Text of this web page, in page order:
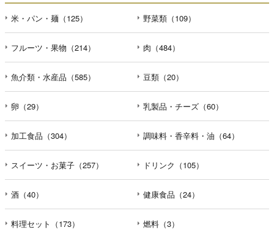
米・パン・麺（125） 野菜類（109）
フルーツ・果物（214） 肉（484）
魚介類・水産品（585） 豆類（20）
卵（29） 乳製品・チーズ（60）
加工食品（304） 調味料・香辛料・油（64）
スイーツ・お菓子（257） ドリンク（105）
酒（40） 健康食品（24）
料理セット（173） 燃料（3）